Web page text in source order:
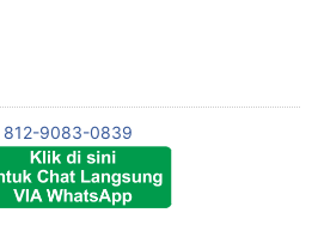
812-9083-0839